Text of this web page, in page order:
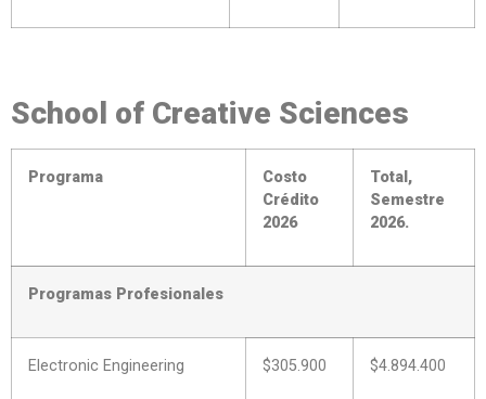
School of Creative Sciences
Programa
Costo
Crédito
2026
Total,
Semestre
2026.
Programas Profesionales
Electronic Engineering $305.900 $4.894.400